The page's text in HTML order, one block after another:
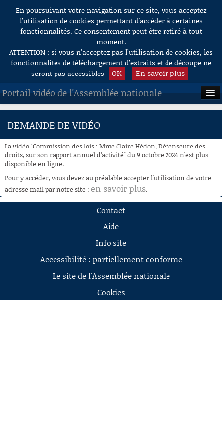
Aller au contenu
En poursuivant votre navigation sur ce site, vous acceptez
l’utilisation de cookies permettant d'accéder à certaines
fonctionnalités. Ce consentement peut être retiré à tout
moment.
ATTENTION : si vous n’acceptez pas l’utilisation de cookies, les
fonctionnalités de téléchargement d’extraits et de découpe ne
seront pas accessibles
OK En savoir plus
Portail vidéo de l'Assemblée nationale
ACCUEIL
À LA DEMANDE
RECHERCHE
AIDE À LA DÉCOUPE
DE VIDÉOS
DEMANDE DE VIDÉO
La vidéo "Commission des lois : Mme Claire Hédon, Défenseure des
droits, sur son rapport annuel d’activité" du 9 octobre 2024 n'est plus
disponible en ligne.
Pour y accéder, vous devez au préalable accepter l'utilisation de votre
adresse mail par notre site : en savoir plus.
Contact
Aide
Info site
Accessibilité : partiellement conforme
Le site de l'Assemblée nationale
Cookies